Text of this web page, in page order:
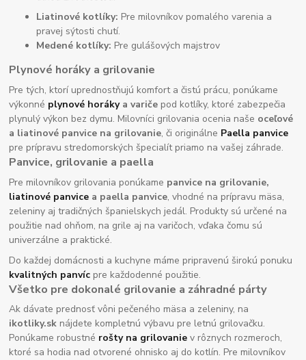
Liatinové kotlíky: Pre milovníkov pomalého varenia a
pravej sýtosti chutí.
Medené kotlíky: Pre gulášových majstrov
Plynové horáky a grilovanie
Pre tých, ktorí uprednostňujú komfort a čistú prácu, ponúkame
výkonné plynové horákya variče pod kotlíky, ktoré zabezpečia
plynulý výkon bez dymu. Milovníci grilovania ocenia naše oceľové
a liatinové panvice na grilovanie, či originálne Paella panvice
pre prípravu stredomorských špecialít priamo na vašej záhrade.
Panvice, grilovanie a paella
Pre milovníkov grilovania ponúkame panvice na grilovanie,
liatinové panvice a paella panvice, vhodné na prípravu mäsa,
zeleniny aj tradičných španielskych jedál. Produkty sú určené na
použitie nad ohňom, na grile aj na varičoch, vďaka čomu sú
univerzálne a praktické.
Do každej domácnosti a kuchyne máme pripravenú širokú ponuku
kvalitných panvíc pre každodenné použitie.
Všetko pre dokonalé grilovanie a záhradné párty
Ak dávate prednosť vôni pečeného mäsa a zeleniny, na
ikotliky.sk nájdete kompletnú výbavu pre letnú grilovačku.
Ponúkame robustné rošty na grilovanie v rôznych rozmeroch,
ktoré sa hodia nad otvorené ohnisko aj do kotlín. Pre milovníkov